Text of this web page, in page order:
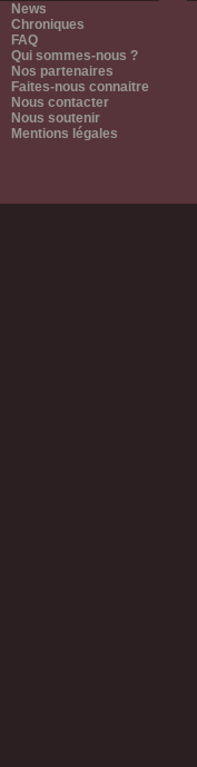
News
Chroniques
FAQ
Qui sommes-nous ?
Nos partenaires
Faites-nous connaitre
Nous contacter
Nous soutenir
Mentions légales